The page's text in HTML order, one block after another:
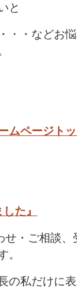
と
・・などお
ムページト
た』
せ・ご相談、
。
の私だけに